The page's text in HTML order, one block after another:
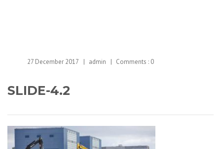
27 December 2017 admin Comments : 0
SLIDE-4.2